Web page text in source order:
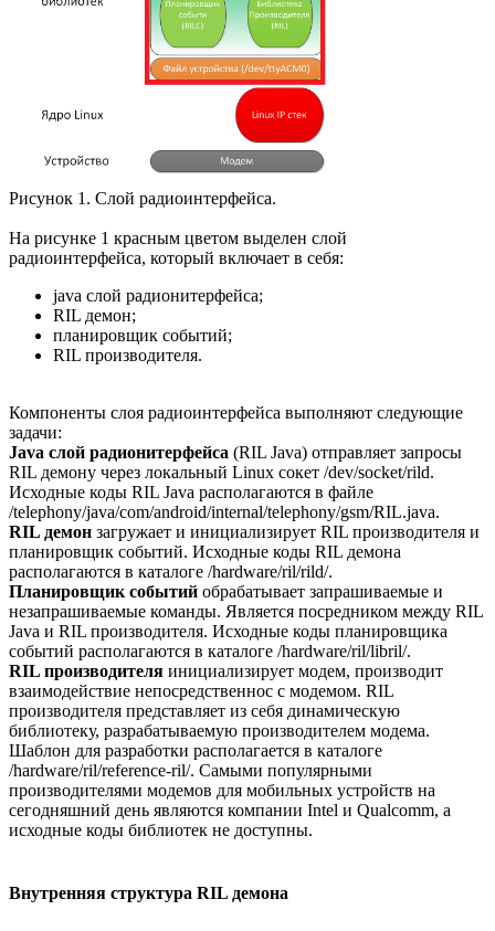
Рисунок 1. Слой радиоинтерфейса.
На рисунке 1 красным цветом выделен слой
радиоинтерфейса, который включает в себя:
java слой радионитерфейса;
RIL демон;
планировщик событий;
RIL производителя.
Компоненты слоя радиоинтерфейса выполняют следующие
задачи:
Java слой радионитерфейса (RIL Java) отправляет запросы
RIL демону через локальный Linux сокет /dev/socket/rild.
Исходные коды RIL Java располагаются в файле
/telephony/java/com/android/internal/telephony/gsm/RIL.java.
RIL демон загружает и инициализирует RIL производителя и
планировщик событий. Исходные коды RIL демона
располагаются в каталоге /hardware/ril/rild/.
Планировщик событий обрабатывает запрашиваемые и
незапрашиваемые команды. Является посредником между RIL
Java и RIL производителя. Исходные коды планировщика
событий располагаются в каталоге /hardware/ril/libril/.
RIL производителя инициализирует модем, производит
взаимодействие непосредственнос с модемом. RIL
производителя представляет из себя динамическую
библиотеку, разрабатываемую производителем модема.
Шаблон для разработки располагается в каталоге
/hardware/ril/reference-ril/. Cамыми популярными
производителями модемов для мобильных устройств на
сегодняшний день являются компании Intel и Qualcomm, а
исходные коды библиотек не доступны.
Внутренняя структура RIL демона